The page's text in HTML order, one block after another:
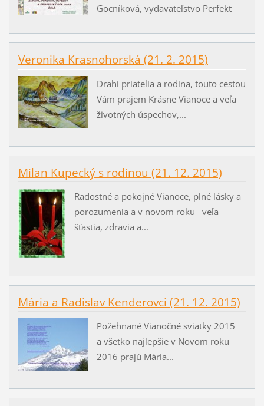
Gocníková, vydavateľstvo Perfekt
Veronika Krasnohorská (21. 2. 2015)
Drahí priatelia a rodina, touto cestou
Vám prajem Krásne Vianoce a veľa
životných úspechov,...
Milan Kupecký s rodinou (21. 12. 2015)
Radostné a pokojné Vianoce, plné lásky a
porozumenia a v novom roku veľa
šťastia, zdravia a...
Mária a Radislav Kenderovci (21. 12. 2015)
Požehnané Vianočné sviatky 2015
a všetko najlepšie v Novom roku
2016 prajú Mária...